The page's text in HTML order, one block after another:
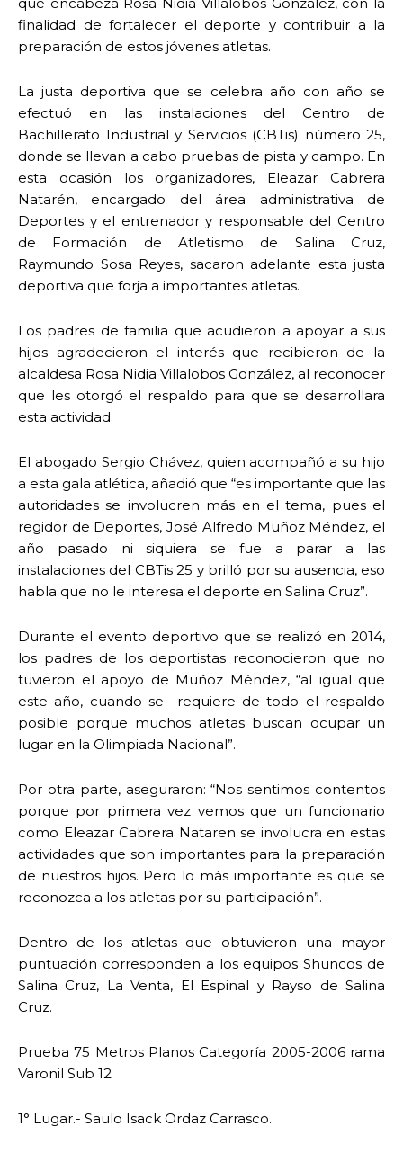
finalidad de fortalecer el deporte y contribuir a la
preparación de estos jóvenes atletas.
La justa deportiva que se celebra año con año se
efectuó en las instalaciones del Centro de
Bachillerato Industrial y Servicios (CBTis) número 25,
donde se llevan a cabo pruebas de pista y campo. En
esta ocasión los organizadores, Eleazar Cabrera
Natarén, encargado del área administrativa de
Deportes y el entrenador y responsable del Centro
de Formación de Atletismo de Salina Cruz,
Raymundo Sosa Reyes, sacaron adelante esta justa
deportiva que forja a importantes atletas.
Los padres de familia que acudieron a apoyar a sus
hijos agradecieron el interés que recibieron de la
alcaldesa Rosa Nidia Villalobos González, al reconocer
que les otorgó el respaldo para que se desarrollara
esta actividad.
El abogado Sergio Chávez, quien acompañó a su hijo
a esta gala atlética, añadió que “es importante que las
autoridades se involucren más en el tema, pues el
regidor de Deportes, José Alfredo Muñoz Méndez, el
año pasado ni siquiera se fue a parar a las
instalaciones del CBTis 25 y brilló por su ausencia, eso
habla que no le interesa el deporte en Salina Cruz”.
Durante el evento deportivo que se realizó en 2014,
los padres de los deportistas reconocieron que no
tuvieron el apoyo de Muñoz Méndez, “al igual que
este año, cuando se requiere de todo el respaldo
posible porque muchos atletas buscan ocupar un
lugar en la Olimpiada Nacional”.
Por otra parte, aseguraron: “Nos sentimos contentos
porque por primera vez vemos que un funcionario
como Eleazar Cabrera Nataren se involucra en estas
actividades que son importantes para la preparación
de nuestros hijos. Pero lo más importante es que se
reconozca a los atletas por su participación”.
Dentro de los atletas que obtuvieron una mayor
puntuación corresponden a los equipos Shuncos de
Salina Cruz, La Venta, El Espinal y Rayso de Salina
Cruz.
Prueba 75 Metros Planos Categoría 2005-2006 rama
Varonil Sub 12
1° Lugar.- Saulo Isack Ordaz Carrasco.